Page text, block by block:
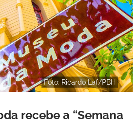
Foto: Ricardo Laf/PBH
recebe a “Semana